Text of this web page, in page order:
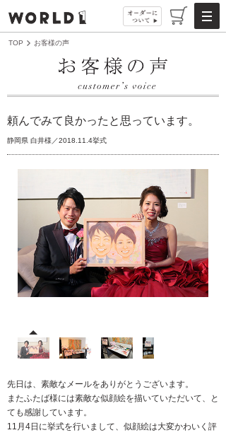
TOP お客様の声
頼んでみて良かったと思っています。
静岡県 白井様／2018.11.4挙式
先日は、素敵なメールをありがとうございます。
またふたば様には素敵な似顔絵を描いていただいて、と
ても感謝しています。
11月4日に挙式を行いまして、似顔絵は大変かわいく評